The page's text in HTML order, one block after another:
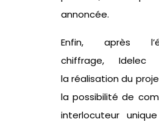
annoncée.
Enfin, après
chiffrage,Idelec
laréalisation du
la possibilité de
interlocuteur unique